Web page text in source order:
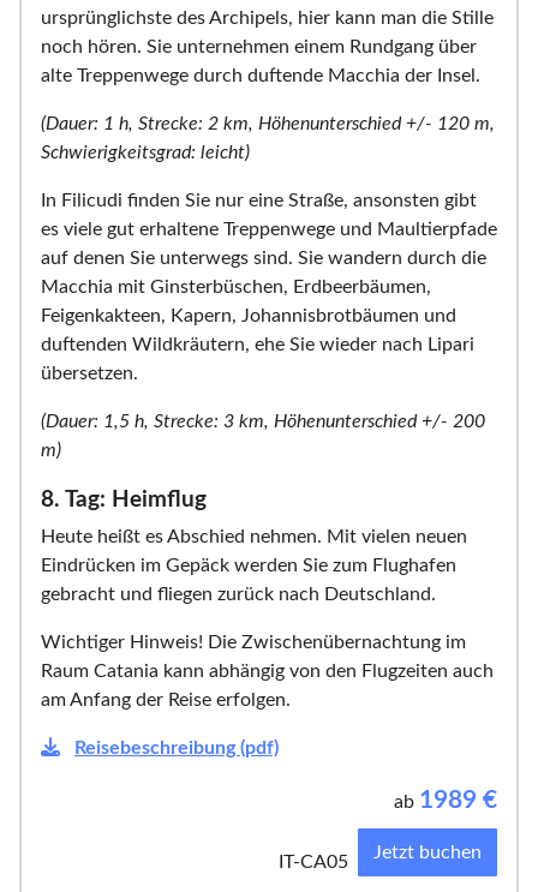
ursprünglichste des Archipels, hier kann man die Stille
noch hören. Sie unternehmen einem Rundgang über
alte Treppenwege durch duftende Macchia der Insel.
(Dauer: 1 h, Strecke: 2 km, Höhenunterschied +/- 120 m,
Schwierigkeitsgrad: leicht)
In Filicudi finden Sie nur eine Straße, ansonsten gibt
es viele gut erhaltene Treppenwege und Maultierpfade
auf denen Sie unterwegs sind. Sie wandern durch die
Macchia mit Ginsterbüschen, Erdbeerbäumen,
Feigenkakteen, Kapern, Johannisbrotbäumen und
duftenden Wildkräutern, ehe Sie wieder nach Lipari
übersetzen.
(Dauer: 1,5 h, Strecke: 3 km, Höhenunterschied +/- 200
m)
8. Tag: Heimflug
Heute heißt es Abschied nehmen. Mit vielen neuen
Eindrücken im Gepäck werden Sie zum Flughafen
gebracht und fliegen zurück nach Deutschland.
Wichtiger Hinweis! Die Zwischenübernachtung im
Raum Catania kann abhängig von den Flugzeiten auch
am Anfang der Reise erfolgen.
Reisebeschreibung (pdf)
ab 1989 €
IT-CA05 Jetzt buchen